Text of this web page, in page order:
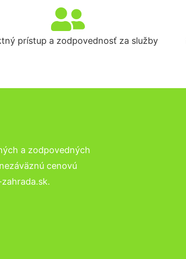
prístup a zodpovednosť za služby
a zodpovedných
cenovú